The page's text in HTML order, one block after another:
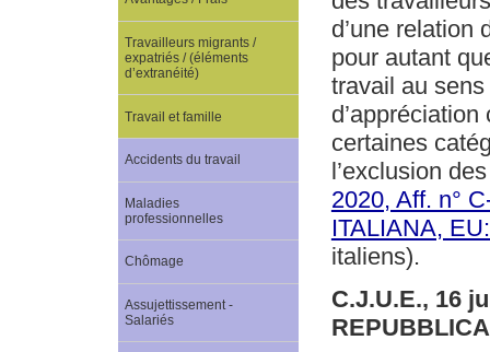
d’une relation
pour autant
travail au
certaines
l’exclusion
2020, Aff. n°
ITALIANA,
italiens).
C.J.U.E., 16
Travailleurs migrants /
expatriés / (éléments
d’extranéité)
Travail et famille
Accidents du travail
Maladies
professionnelles
Chômage
Assujettissement -
Salariés